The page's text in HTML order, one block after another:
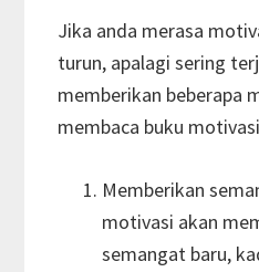
Jika anda merasa
turun, apalagi sering
memberikan beberapa
membaca buku
Memberikan
motivasi akan
semangat baru,